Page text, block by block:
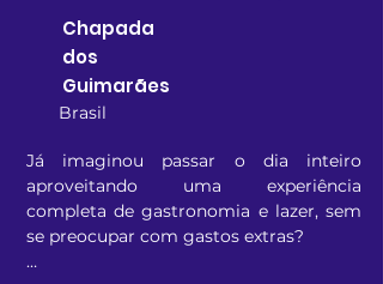
Chapada
dos
Guimarães
Brasil
Já imaginou passar o dia inteiro
aproveitando uma experiência
completa de gastronomia e lazer, sem
se preocupar com gastos extras?